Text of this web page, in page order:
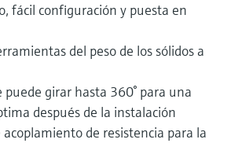
fácil configuración y puesta en
del peso de los sólidos a
puede girar hasta 360° para una
después de la instalación
de resistencia para la